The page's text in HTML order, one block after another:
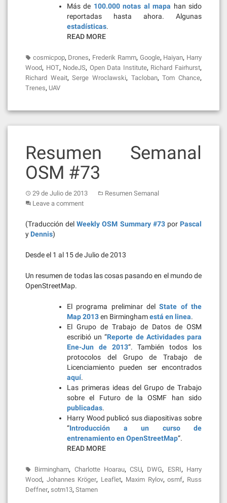
Más de 100.000 notas al mapa han sido
reportadas hasta ahora. Algunas
estadísticas.
READ MORE
cosmicpop, Drones, Frederik Ramm, Google, Haiyan, Harry
Wood, HOT, NodeJS, Open Data Institute, Richard Fairhurst,
Richard Weait,Serge Wroclawski, Tacloban,Tom Chance,
Trenes, UAV
Resumen Semanal
OSM #73
29 de Julio de 2013
Resumen Semanal
Leave a comment
(Traducción delWeekly OSM Summary #73por Pascal
y Dennis)
Desde el 1 al 15 de Julio de 2013
Un resumen de todas las cosas pasando en el mundo de
OpenStreetMap.
El programa preliminar delState of the
Map 2013en Birminghamestá en linea.
El Grupo de Trabajo de Datos de OSM
escribió un “Reporte de Actividades para
Ene-Jun de 2013“. También todos los
protocolos del Grupo de Trabajo de
Licenciamiento pueden ser encontrados
aquí.
Las primeras ideas del Grupo de Trabajo
sobre el Futuro de la OSMF han sido
publicadas.
Harry Wood publicó sus diapositivas sobre
“Introducción a un curso de
entrenamiento en OpenStreetMap“.
READ MORE
Birmingham, Charlotte Hoarau,CSU, DWG, ESRI, Harry
Wood, Johannes Kröger, Leaflet, Maxim Rylov,osmf, Russ
Deffner, sotm13, Stamen